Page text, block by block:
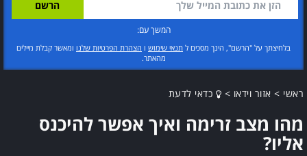
המשך עם:
בלחיצתך על "הרשם", הינך מסכים ל תנאי שימוש ו הצהרת הפרטיות שלנו ומאשר קבלת מיילים
מהאתר.
ראשי > אזור וידאו > כדאי לדעת
מהו מצב זרימה ואיך אפשר להיכנס
אליו?